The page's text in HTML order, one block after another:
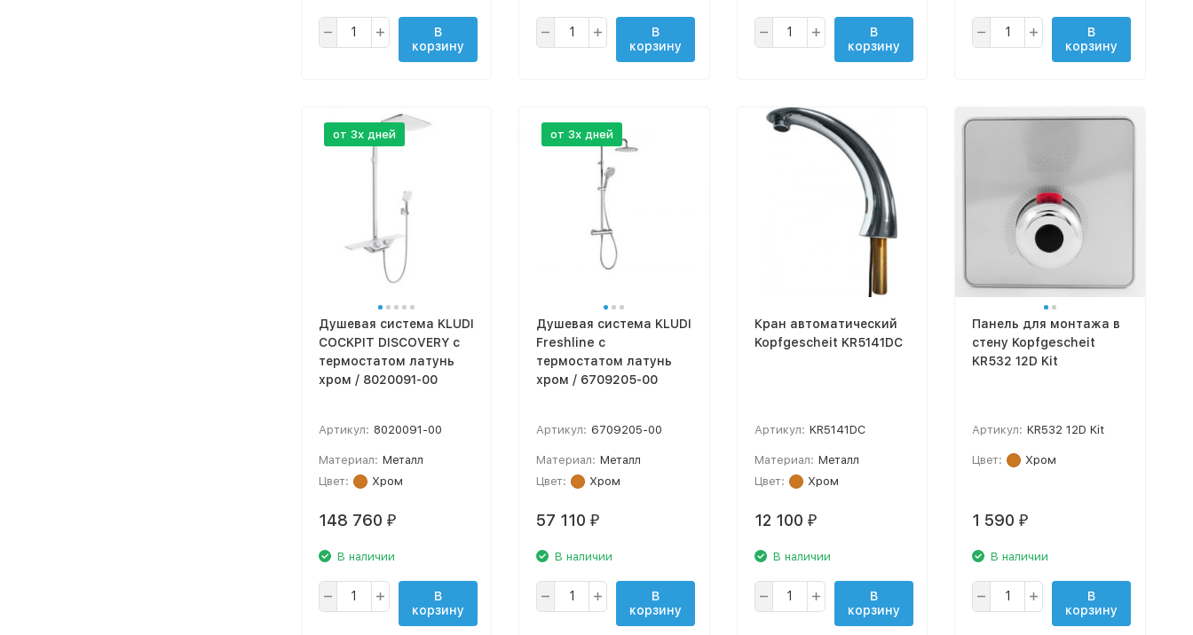
В
корзину
В
корзину
В
корзину
В
корзину
от 3х дней
Душевая система KLUDI
COCKPIT DISCOVERY с
термостатом латунь
хром / 8020091-00
Артикул: 8020091-00
Материал: Металл
Цвет:
Хром
148 760 ₽
В наличии
В
корзину
от 3х дней
Душевая система KLUDI
Freshline с
термостатом латунь
хром / 6709205-00
Артикул: 6709205-00
Материал: Металл
Цвет:
Хром
57 110 ₽
В наличии
В
корзину
Кран автоматический
Kopfgescheit KR5141DC
Артикул: KR5141DC
Материал: Металл
Цвет:
Хром
12 100 ₽
В наличии
В
корзину
Панель для монтажа в
стену Kopfgescheit
KR532 12D Kit
Артикул: KR532 12D Kit
Цвет: Хром
1 590 ₽
В наличии
В
корзину